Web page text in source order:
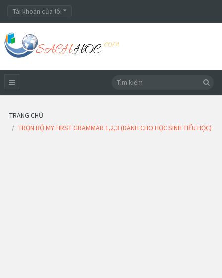
Tài khoản của tôi
TRANG CHỦ
TRỌN BỘ MY FIRST GRAMMAR 1,2,3 (DÀNH CHO HỌC SINH TIỂU HỌC)